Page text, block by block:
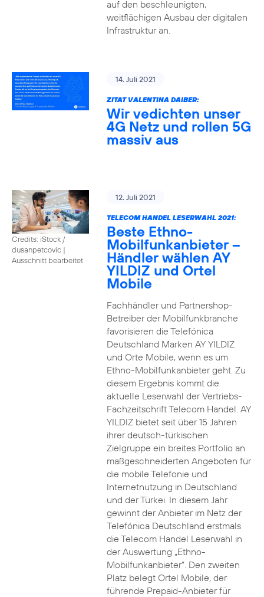
auf den beschleunigten,
weitflächigen Ausbau der digitalen
Infrastruktur an.
14. Juli 2021
ZITAT VALENTINA DAIBER:
Wir vedichten unser
4G Netz und rollen 5G
massiv aus
Credits: iStock /
dusanpetcovic |
Ausschnitt bearbeitet
12. Juli 2021
TELECOM HANDEL LESERWAHL 2021:
Beste Ethno-
Mobilfunkanbieter –
Händler wählen AY
YILDIZ und Ortel
Mobile
Fachhändler und Partnershop-
Betreiber der Mobilfunkbranche
favorisieren die Telefónica
Deutschland Marken AY YILDIZ
und Orte Mobile, wenn es um
Ethno-Mobilfunkanbieter geht. Zu
diesem Ergebnis kommt die
aktuelle Leserwahl der Vertriebs-
Fachzeitschrift Telecom Handel. AY
YILDIZ bietet seit über 15 Jahren
ihrer deutsch-türkischen
Zielgruppe ein breites Portfolio an
maßgeschneiderten Angeboten für
die mobile Telefonie und
Internetnutzung in Deutschland
und der Türkei. In diesem Jahr
gewinnt der Anbieter im Netz der
Telefónica Deutschland erstmals
die Telecom Handel Leserwahl in
der Auswertung „Ethno-
Mobilfunkanbieter“. Den zweiten
Platz belegt Ortel Mobile, der
führende Prepaid-Anbieter für